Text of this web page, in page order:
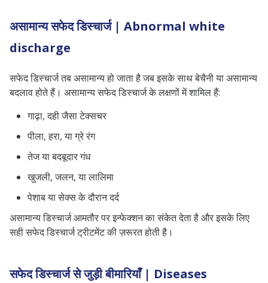
असामान्य सफेद डिस्चार्ज | Abnormal white
discharge
सफेद डिस्चार्ज तब असामान्य हो जाता है जब इसके साथ बेचैनी या असामान्य
बदलाव होते हैं। असामान्य सफेद डिस्चार्ज के लक्षणों में शामिल हैं:
गाढ़ा, दही जैसा टेक्सचर
पीला, हरा, या ग्रे रंग
तेज या बदबूदार गंध
खुजली, जलन, या लालिमा
पेशाब या सेक्स के दौरान दर्द
असामान्य डिस्चार्ज आमतौर पर इन्फेक्शन का संकेत देता है और इसके लिए
सही सफेद डिस्चार्ज ट्रीटमेंट की ज़रूरत होती है।
सफेद डिस्चार्ज से जुड़ी बीमारियाँ | Diseases